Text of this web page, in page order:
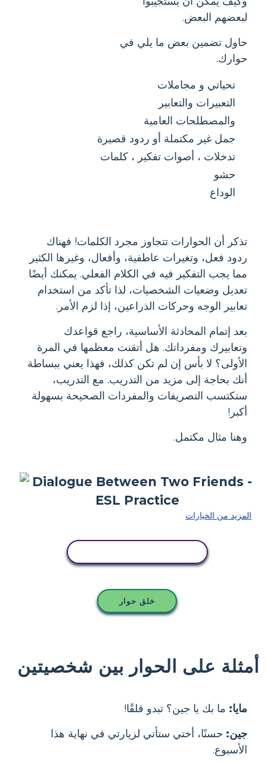
لبعضهم البعض.
حاول تضمين بعض ما يلي في
حوارك.
تحياتي و مجاملات
التعبيرات والتعابير
والمصطلحات العامية
جمل غير مكتملة أو ردود قصيرة
تدخلات ، أصوات تفكير ، كلمات
حشو
الوداع
تذكر أن الحوارات تتجاوز مجرد الكلمات! فهناك
ردود فعل، وتغيرات عاطفية، وأفعال، وغيرها الكثير
مما يجب التفكير فيه في الكلام الفعلي. يمكنك أيضًا
تعديل وضعيات الشخصيات، لذا تأكد من استخدام
تعابير الوجه وحركات الذراعين، إذا لزم الأمر.
بعد إتمام المحادثة الأساسية، راجع قواعدك
وتعابيرك ومفرداتك. هل أتقنت معظمها في المرة
الأولى؟ لا بأس إن لم تكن كذلك، فهذا يعني ببساطة
أنك بحاجة إلى مزيد من التدريب. مع التدريب،
ستكتسب التصريفات والمفردات الصحيحة بسهولة
أكبر!
وهنا مثال مكتمل.
المزيد من الخيارات
خلق حوار
أمثلة على الحوار بين شخصيتين
مايا: ما بك يا جين؟ تبدو قلقًا!
جين: حسنًا، أختي ستأتي لزيارتي في نهاية هذا
الأسبوع.